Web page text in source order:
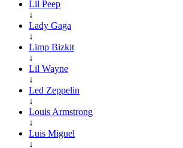
Lil Peep
↓
Lady Gaga
↓
Limp Bizkit
↓
Lil Wayne
↓
Led Zeppelin
↓
Louis Armstrong
↓
Luis Miguel
↓